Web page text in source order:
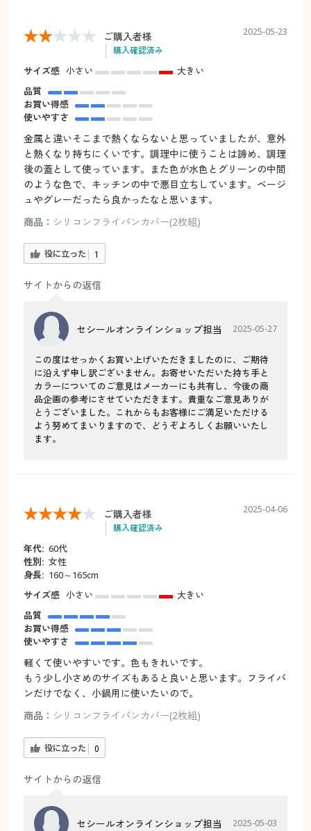
ご購入者様
購入確認済み
2025-05-23
サイズ感 小さい
大きい
品質
お買い得感
使いやすさ
金属と違いそこまで熱くならないと思っていましたが、意外
と熱くなり持ちにくいです。調理中に使うことは諦め、調理
後の蓋として使っています。また色が水色とグリーンの中間
のような色で、キッチンの中で悪目立ちしています。ベージ
ュやグレーだったら良かったなと思います。
商品： シリコンフライパンカバー(2枚組)
役に立った 1
サイトからの返信
セシールオンラインショップ担当 2025-05-27
この度はせっかくお買い上げいただきましたのに、ご期待
に沿えず申し訳ございません。お寄せいただいた持ち手と
カラーについてのご意見はメーカーにも共有し、今後の商
品企画の参考にさせていただきます。貴重なご意見ありが
とうございました。これからもお客様にご満足いただける
よう努めてまいりますので、どうぞよろしくお願いいたし
ます。
ご購入者様
購入確認済み
2025-04-06
年代: 60代
性別: 女性
身長: 160～165cm
サイズ感 小さい
大きい
品質
お買い得感
使いやすさ
軽くて使いやすいです。色もきれいです。
もう少し小さめのサイズもあると良いと思います。フライパ
ンだけでなく、小鍋用に使いたいので。
商品： シリコンフライパンカバー(2枚組)
役に立った 0
サイトからの返信
セシールオンラインショップ担当 2025-05-03